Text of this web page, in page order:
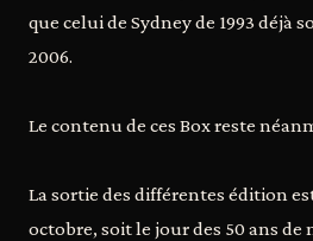
que celui de Sydney de 1993 déjà
2006.
Le contenu de ces Box reste
La sortie des différentes édition
octobre, soit le jour des 50 ans